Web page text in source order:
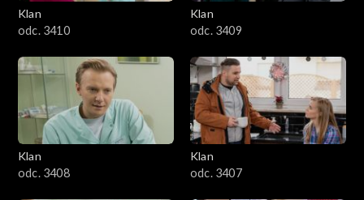
Klan
odc. 3410
Klan
odc. 3409
Klan
odc. 3408
Klan
odc. 3407